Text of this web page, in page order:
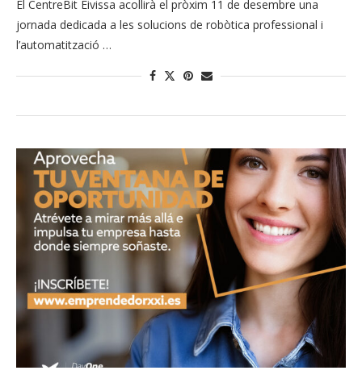
El CentreBit Eivissa acollirà el pròxim 11 de desembre una
jornada dedicada a les solucions de robòtica professional i
l’automatització …